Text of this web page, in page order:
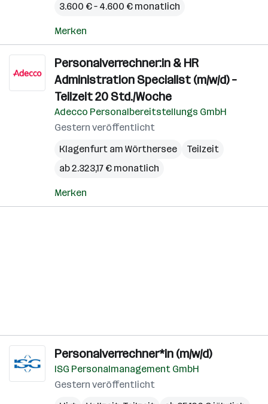
3.600 € – 4.600 € monatlich
Merken
Personalverrechner:in & HR
Administration Specialist (m/w/d) –
Teilzeit 20 Std./Woche
Adecco Personalbereitstellungs GmbH
Gestern veröffentlicht
Klagenfurt am Wörthersee
Teilzeit
ab 2.323,17 € monatlich
Merken
Personalverrechner*in (m/w/d)
ISG Personalmanagement GmbH
Gestern veröffentlicht